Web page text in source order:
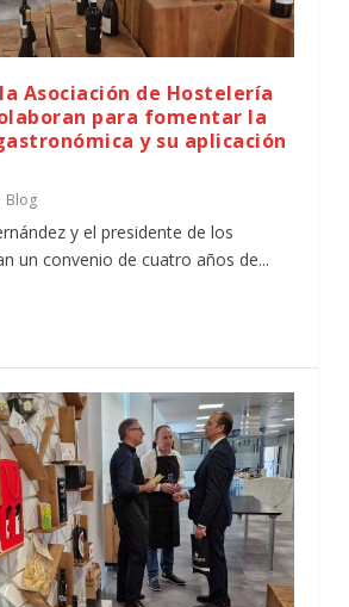
Asociación de Hostelería
para fomentar la
y su aplicación
Blog
y el presidente de los
un convenio de cuatro años de...